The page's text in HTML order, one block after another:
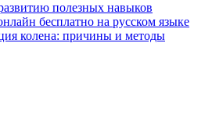
полезных навыков
бесплатно на русском языке
колена: причины и методы